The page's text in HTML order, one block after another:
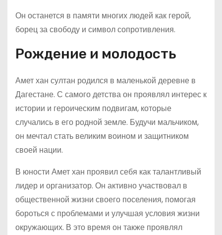
Он останется в памяти многих людей как герой,
борец за свободу и символ сопротивления.
Рождение и молодость
Амет хан султан родился в маленькой деревне в
Дагестане. С самого детства он проявлял интерес к
истории и героическим подвигам, которые
случались в его родной земле. Будучи мальчиком,
он мечтал стать великим воином и защитником
своей нации.
В юности Амет хан проявил себя как талантливый
лидер и организатор. Он активно участвовал в
общественной жизни своего поселения, помогая
бороться с проблемами и улучшая условия жизни
окружающих. В это время он также проявлял